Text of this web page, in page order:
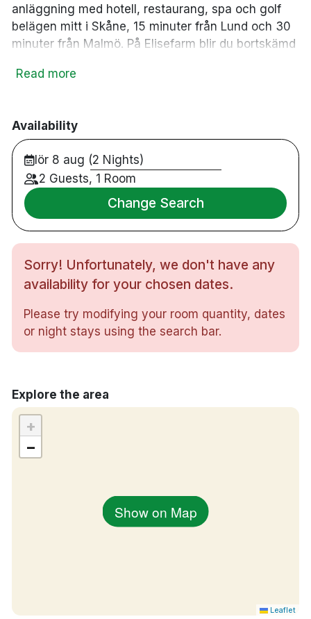
anläggning med hotell, restaurang, spa och golf
belägen mitt i Skåne, 15 minuter från Lund och 30
minuter från Malmö. På Elisefarm blir du bortskämd
fingertoppskänsla på de lokala råvaror som är bäst
källor ute, bastu, ångbastu och fotbad. En pärla
mitt i Skåne!
Hundrum
Badrum med dusch
Gratis WiFi
32tums-TV
Hårtork
Vattenkokare
Inomhuspool
Jacuzzi
Varma källor
Hundrum på förfrågan mot en avgift på 200
Read more
Availability
lör 8 aug (2 Nights)
2 Guests, 1 Room
Change Search
Sorry! Unfortunately, we don't have any
availability for your chosen dates.
Please try modifying your room quantity, dates
or night stays using the search bar.
Explore the area
Show on Map
+
−
Leaflet